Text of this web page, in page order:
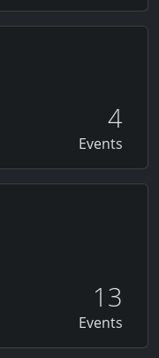
4
Events
13
Events